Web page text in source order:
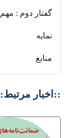
گفتار دوم :
نمایه
منابع
::اخبار